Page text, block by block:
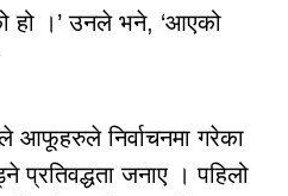
।’ उनले भने, ‘आएको
आफूहरुले निर्वाचनमा गरेका
प्रतिवद्धता जनाए । पहिलो